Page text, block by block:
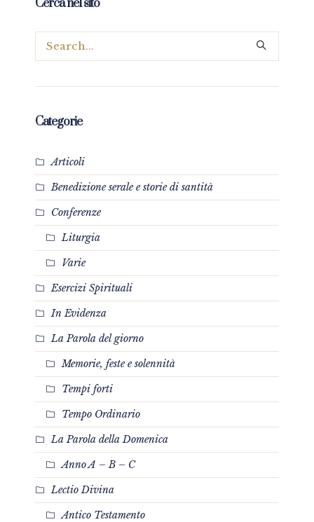
Cerca nel sito
Categorie
Articoli
Benedizione serale e storie di santità
Conferenze
Liturgia
Varie
Esercizi Spirituali
In Evidenza
La Parola del giorno
Memorie, feste e solennità
Tempi forti
Tempo Ordinario
La Parola della Domenica
Anno A – B – C
Lectio Divina
Antico Testamento